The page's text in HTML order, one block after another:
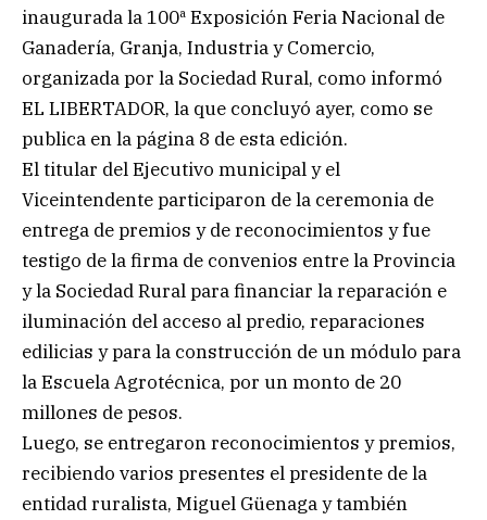
inaugurada la 100ª Exposición Feria Nacional de
Ganadería, Granja, Industria y Comercio,
organizada por la Sociedad Rural, como informó
EL LIBERTADOR, la que concluyó ayer, como se
publica en la página 8 de esta edición.
El titular del Ejecutivo municipal y el
Viceintendente participaron de la ceremonia de
entrega de premios y de reconocimientos y fue
testigo de la firma de convenios entre la Provincia
y la Sociedad Rural para financiar la reparación e
iluminación del acceso al predio, reparaciones
edilicias y para la construcción de un módulo para
la Escuela Agrotécnica, por un monto de 20
millones de pesos.
Luego, se entregaron reconocimientos y premios,
recibiendo varios presentes el presidente de la
entidad ruralista, Miguel Güenaga y también